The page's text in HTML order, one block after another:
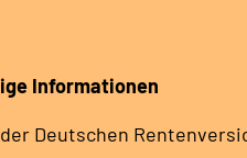
Informationen
Deutschen